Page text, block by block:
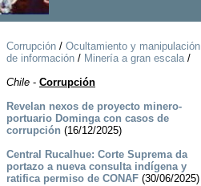
Corrupción/ Ocultamiento y manipulación
de información/ Minería a gran escala/
Chile- Corrupción
Revelan nexos de proyecto minero-
portuario Dominga con casos de
corrupción (16/12/2025)
Central Rucalhue: Corte Suprema da
portazo a nueva consulta indígena y
ratifica permiso de CONAF(30/06/2025)